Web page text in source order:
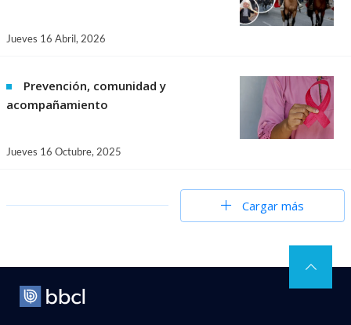
Jueves 16 Abril, 2026
Prevención, comunidad y
acompañamiento
Jueves 16 Octubre, 2025
Cargar más